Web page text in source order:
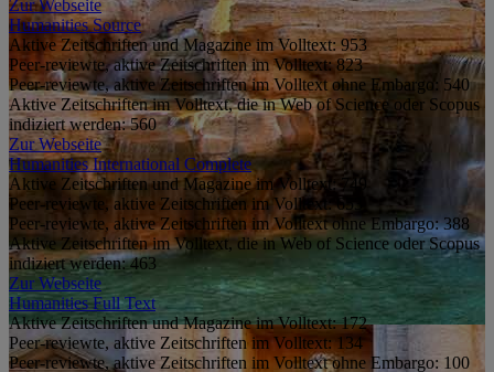
Zur Webseite
Humanities Source
Aktive Zeitschriften und Magazine im Volltext: 953
Peer-reviewte, aktive Zeitschriften im Volltext:823
Peer-reviewte, aktive Zeitschriften im Volltext ohne Embargo: 540
Aktive Zeitschriften im Volltext, die in Web of Science oder Scopus
indiziert werden:560
Zur Webseite
Humanities International Complete
Aktive Zeitschriften und Magazine im Volltext:749
Peer-reviewte, aktive Zeitschriften im Volltext:653
Peer-reviewte, aktive Zeitschriften im Volltext ohne Embargo:388
Aktive Zeitschriften im Volltext, die in Web of Science oder Scopus
indiziert werden:463
Zur Webseite
Humanities Full Text
Aktive Zeitschriften und Magazine im Volltext:172
Peer-reviewte, aktive Zeitschriften im Volltext:134
Peer-reviewte, aktive Zeitschriften im Volltext ohne Embargo: 100